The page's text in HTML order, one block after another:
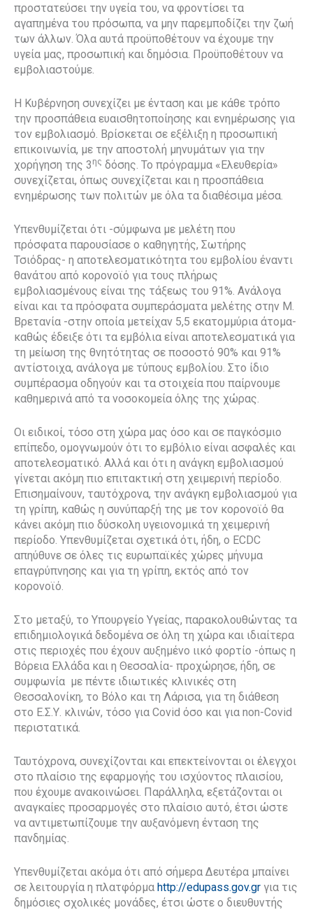
προστατεύσει την υγεία του, να φροντίσει τα
αγαπημένα του πρόσωπα, να μην παρεμποδίζει την ζωή
των άλλων. Όλα αυτά προϋποθέτουν να έχουμε την
υγεία μας, προσωπική και δημόσια. Προϋποθέτουν να
εμβολιαστούμε.
Η Κυβέρνηση συνεχίζει με ένταση και με κάθε τρόπο
την προσπάθεια ευαισθητοποίησης και ενημέρωσης για
τον εμβολιασμό. Βρίσκεται σε εξέλιξη η προσωπική
επικοινωνία, με την αποστολή μηνυμάτων για την
χορήγηση της 3 ης δόσης. Το πρόγραμμα «Eλευθερία»
συνεχίζεται, όπως συνεχίζεται και η προσπάθεια
ενημέρωσης των πολιτών με όλα τα διαθέσιμα μέσα.
Υπενθυμίζεται ότι -σύμφωνα με μελέτη που
πρόσφατα παρουσίασε ο καθηγητής, Σωτήρης
Τσιόδρας- η αποτελεσματικότητα του εμβολίου έναντι
θανάτου από κορονοϊό για τους πλήρως
εμβολιασμένους είναι της τάξεως του 91%. Ανάλογα
είναι και τα πρόσφατα συμπεράσματα μελέτης στην Μ.
Βρετανία -στην οποία μετείχαν 5,5 εκατομμύρια άτομα-
καθώς έδειξε ότι τα εμβόλια είναι αποτελεσματικά για
τη μείωση της θνητότητας σε ποσοστό 90% και 91%
αντίστοιχα, ανάλογα με τύπους εμβολίου. Στο ίδιο
συμπέρασμα οδηγούν και τα στοιχεία που παίρνουμε
καθημερινά από τα νοσοκομεία όλης της χώρας.
Οι ειδικοί, τόσο στη χώρα μας όσο και σε παγκόσμιο
επίπεδο, ομογνωμούν ότι το εμβόλιο είναι ασφαλές και
αποτελεσματικό. Αλλά και ότι η ανάγκη εμβολιασμού
γίνεται ακόμη πιο επιτακτική στη χειμερινή περίοδο.
Επισημαίνουν, ταυτόχρονα, την ανάγκη εμβολιασμού για
τη γρίπη, καθώς η συνύπαρξή της με τον κορονοϊό θα
κάνει ακόμη πιο δύσκολη υγειονομικά τη χειμερινή
περίοδο. Υπενθυμίζεται σχετικά ότι, ήδη, ο ECDC
απηύθυνε σε όλες τις ευρωπαϊκές χώρες μήνυμα
επαγρύπνησης και για τη γρίπη, εκτός από τον
κορονοϊό.
Στο μεταξύ, το Υπουργείο Υγείας, παρακολουθώντας τα
επιδημιολογικά δεδομένα σε όλη τη χώρα και ιδιαίτερα
στις περιοχές που έχουν αυξημένο ιικό φορτίο -όπως η
Βόρεια Ελλάδα και η Θεσσαλία- προχώρησε, ήδη, σε
συμφωνία με πέντε ιδιωτικές κλινικές στη
Θεσσαλονίκη, το Βόλο και τη Λάρισα, για τη διάθεση
στο Ε.Σ.Υ. κλινών, τόσο για Covid όσο και για non-Covid
περιστατικά.
Ταυτόχρονα, συνεχίζονται και επεκτείνονται οι έλεγχοι
στο πλαίσιο της εφαρμογής του ισχύοντος πλαισίου,
που έχουμε ανακοινώσει. Παράλληλα, εξετάζονται οι
αναγκαίες προσαρμογές στο πλαίσιο αυτό, έτσι ώστε
να αντιμετωπίζουμε την αυξανόμενη ένταση της
πανδημίας.
Υπενθυμίζεται ακόμα ότι από σήμερα Δευτέρα μπαίνει
σε λειτουργία η πλατφόρμα http://edupass.gov.gr για τις
δημόσιες σχολικές μονάδες, έτσι ώστε ο διευθυντής